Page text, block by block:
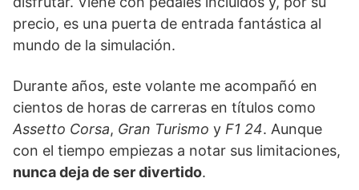
precio, es una puerta de entrada fantástica al
mundo de la simulación.
Durante años, este volante me acompañó en
cientos de horas de carreras en títulos como
Assetto Corsa, Gran Turismo y F1 24. Aunque
con el tiempo empiezas a notar sus limitaciones,
nunca deja de ser divertido.